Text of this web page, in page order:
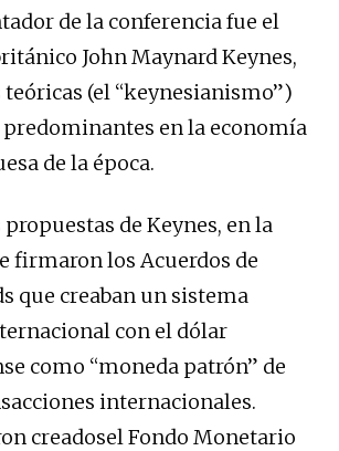
de la conferencia fue el
John Maynard Keynes,
(el “keynesianismo”)
predominantes en la economía
de la época.
propuestas de Keynes, en la
firmaron los Acuerdos de
que creaban un sistema
con el dólar
como “moneda patrón” de
internacionales.
creadosel Fondo Monetario